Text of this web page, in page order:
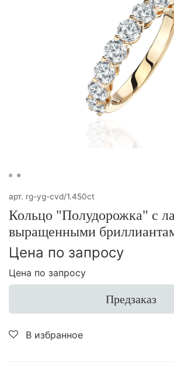
арт. rg-yg-cvd/1.450ct
Кольцо "Полудорожка" с
выращенными
Цена по запросу
Цена по запросу
Предзаказ
В избранное